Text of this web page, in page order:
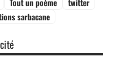
Tout un poème
twitter
sarbacane